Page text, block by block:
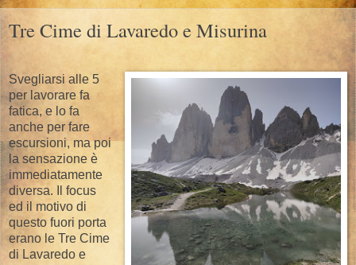
Tre Cime di Lavaredo e Misurina
Svegliarsi alle 5
per lavorare fa
fatica, e lo fa
anche per fare
escursioni, ma poi
la sensazione è
immediatamente
diversa. Il focus
ed il motivo di
questo fuori porta
erano le Tre Cime
di Lavaredo e